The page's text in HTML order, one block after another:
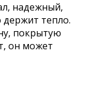
надежный,
тепло.
покрытую
он может